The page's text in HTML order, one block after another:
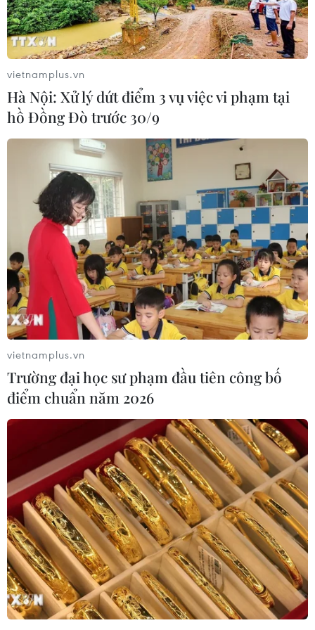
Tổng thống Zimbabwe Mnangagwa công
bố thời điểm tiến hành bầu cử
18/01/2018 10:38
Ông Mnangagwa nhấn mạnh Zimbabwe phải thúc đẩy
hòa bình, và khẳng định cộng đồng quốc tế sẽ chứng
kiến "một cuộc bầu cử tự do, công bằng, trung thực và
thống nhất của một đất nước Zimbabwe dân chủ."
Zimbabwe sẽ không trả lại ruộng đất cho
nông dân da trắng
10/02/2018 23:10
vietnamplus.vn
Hà Nội: Xử lý dứt điểm 3 vụ việc vi phạm tại
hồ Đồng Đò trước 30/9
vietnamplus.vn
Trường đại học sư phạm đầu tiên công bố
điểm chuẩn năm 2026